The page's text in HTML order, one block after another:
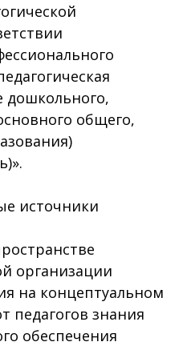
дошкольного,
общего,
источники
организации
на концептуальном
педагогов знания
обеспечения